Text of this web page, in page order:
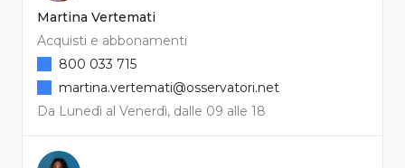
Martina Vertemati
Acquisti e abbonamenti
Da Lunedì al Venerdì, dalle 09 alle 18
800 033 715
martina.vertemati@osservatori.net